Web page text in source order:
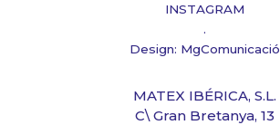
MATEX IBÉRICA, S.L.
C\ Gran Bretanya, 13
INSTAGRAM
.
Design: MgComunicació